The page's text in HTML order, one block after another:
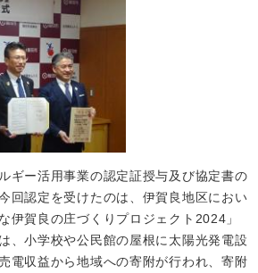
ギー活用事業の認定証授与及び協定書の
回認定を受けたのは、伊賀良地区におい
伊賀良の庄づくりプロジェクト2024」
、小学校や公民館の屋根に太陽光発電設
電収益から地域への寄附が行われ、寄附